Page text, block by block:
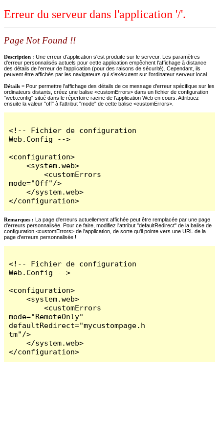
Erreur du serveur dans l'application '/'.
Page Not Found !!
Description : Une erreur d'application s'est produite sur le serveur. Les paramètres
d'erreur personnalisés actuels pour cette application empêchent l'affichage à distance
des détails de l'erreur de l'application (pour des raisons de sécurité). Cependant, ils
peuvent être affichés par les navigateurs qui s'exécutent sur l'ordinateur serveur local.
Détails = Pour permettre l'affichage des détails de ce message d'erreur spécifique sur les
ordinateurs distants, créez une balise <customErrors> dans un fichier de configuration
"web.config" situé dans le répertoire racine de l'application Web en cours. Attribuez
ensuite la valeur "off" à l'attribut "mode" de cette balise <customErrors>.
<!-- Fichier de configuration
Web.Config -->
<configuration>
    <system.web>
        <customErrors
mode="Off"/>
    </system.web>
</configuration>
Remarques : La page d'erreurs actuellement affichée peut être remplacée par une page
d'erreurs personnalisée. Pour ce faire, modifiez l'attribut "defaultRedirect" de la balise de
configuration <customErrors> de l'application, de sorte qu'il pointe vers une URL de la
page d'erreurs personnalisée !
<!-- Fichier de configuration
Web.Config -->
<configuration>
    <system.web>
        <customErrors
mode="RemoteOnly"
defaultRedirect="mycustompage.h
tm"/>
    </system.web>
</configuration>